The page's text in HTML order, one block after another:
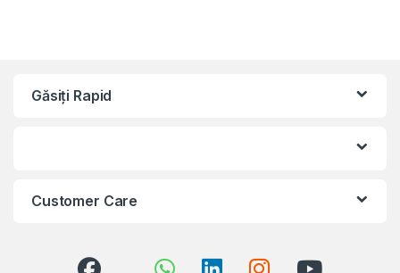
Găsiți Rapid
Customer Care